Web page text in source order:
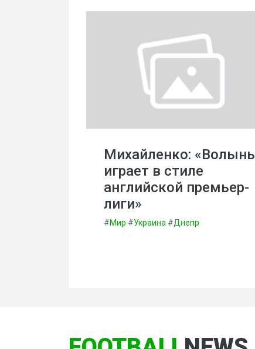
Михайленко: «Волынь
играет в стиле
английской премьер-
лиги»
#Мир #Украина #Днепр